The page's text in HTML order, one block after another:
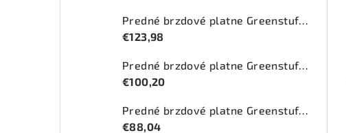
Predné brzdové platne Greenstuff 2000 (DP22168)
€123,98
Predné brzdové platne Greenstuff 2000 (DP21206)
€100,20
Predné brzdové platne Greenstuff 2000 (DP21336)
€88,04